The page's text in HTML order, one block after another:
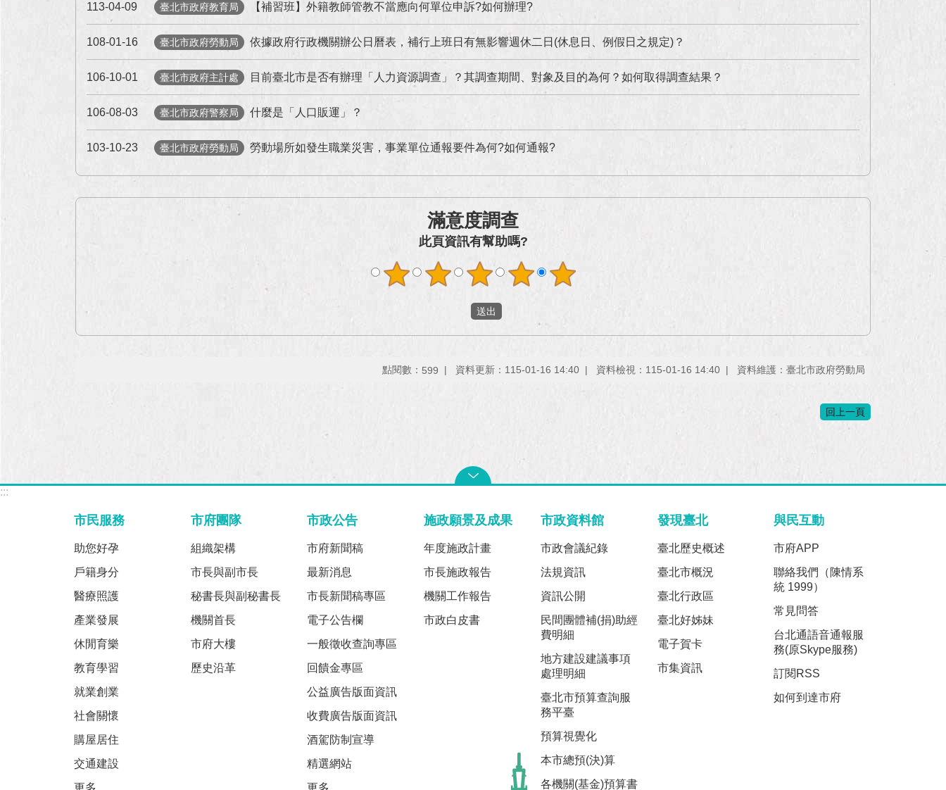
113-04-09 臺北市政府教育局 【補習班】外籍教師管教不當應向何單位申訴?如何辦理?
108-01-16 臺北市政府勞動局 依據政府行政機關辦公日曆表，補行上班日有無影響週休二日(休息日、例假日之規定)？
106-10-01 臺北市政府主計處 目前臺北市是否有辦理「人力資源調查」？其調查期間、對象及目的為何？如何取得調查結果？
106-08-03 臺北市政府警察局 什麼是「人口販運」？
103-10-23 臺北市政府勞動局 勞動場所如發生職業災害，事業單位通報要件為何?如何通報?
滿意度調查
此頁資訊有幫助嗎?
點閱數： 599 資料更新：115-01-16 14:40 資料檢視：115-01-16 14:40 資料維護：臺北市政府勞動局
回上一頁
:::
市民服務
助您好孕
戶籍身分
醫療照護
產業發展
休閒育樂
教育學習
就業創業
社會關懷
購屋居住
交通建設
更多...
市府團隊
組織架構
市長與副市長
秘書長與副秘書長
機關首長
市府大樓
歷史沿革
市政公告
市府新聞稿
最新消息
市長新聞稿專區
電子公告欄
一般徵收查詢專區
回饋金專區
公益廣告版面資訊
收費廣告版面資訊
酒駕防制宣導
精選網站
更多...
施政願景及成果
年度施政計畫
市長施政報告
機關工作報告
市政白皮書
市政資料館
市政會議紀錄
法規資訊
資訊公開
民間團體補(捐)助經
費明細
地方建設建議事項
處理明細
臺北市預算查詢服
務平臺
預算視覺化
本市總預(決)算
各機關(基金)預算書
發現臺北
臺北歷史概述
臺北市概況
臺北行政區
臺北好姊妹
電子賀卡
市集資訊
與民互動
市府APP
聯絡我們（陳情系
統 1999）
常見問答
台北通語音通報服
務(原Skype服務)
訂閱RSS
如何到達市府